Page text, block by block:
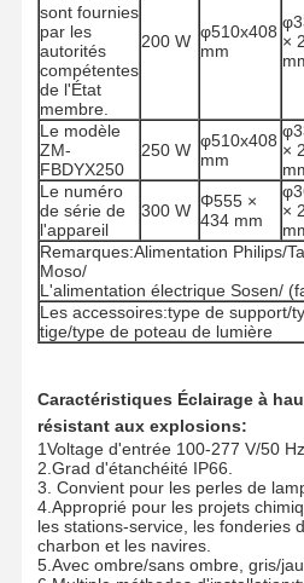
Aperçu Produits
A
sont fournies
par les
autorités
compétentes
de l'État
membre.
200 W φ510x408
mm
×
Le modèle
ZM-
FBDYX250
250 W φ510x408
mm
×
Le numéro
de série de
l'appareil
300 W Φ555 ×
434 mm
×
Remarques:Alimentation Philips/
Moso/
L'alimentation électrique Sosen/
Les accessoires:type de support/
tige/type de poteau de lumière
Caractéristiques Éclairage à
résistant aux explosions:
1Voltage d'entrée 100-277 V/50 Hz.
2.Grad d'étanchéité IP66.
3. Convient pour les perles de
4.Approprié pour les projets
les stations-service, les fonderies
charbon et les navires.
5.Avec ombre/sans ombre, gris/